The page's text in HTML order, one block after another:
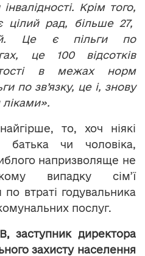
Крім того,
цілий рад, більше 27,
Це є пільги по
це 100 відсотків
в межах норм
по зв’язку, це і, знову
то, хоч ніякі
батька чи чоловіка,
напризволяще не
випадку сім’ї
по втраті годувальника
послуг.
директора
захисту населення